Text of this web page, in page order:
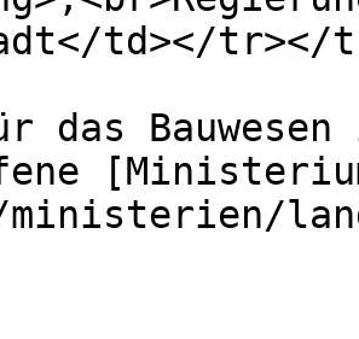
td></tr></
das